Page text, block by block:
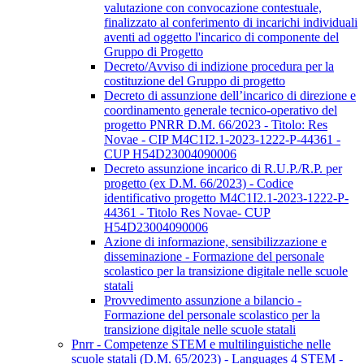
valutazione con convocazione contestuale,
finalizzato al conferimento di incarichi individuali
aventi ad oggetto l'incarico di componente del
Gruppo di Progetto
Decreto/Avviso di indizione procedura per la
costituzione del Gruppo di progetto
Decreto di assunzione dell’incarico di direzione e
coordinamento generale tecnico-operativo del
progetto PNRR D.M. 66/2023 - Titolo: Res
Novae - CIP M4C1I2.1-2023-1222-P-44361 -
CUP H54D23004090006
Decreto assunzione incarico di R.U.P./R.P. per
progetto (ex D.M. 66/2023) - Codice
identificativo progetto M4C1I2.1-2023-1222-P-
44361 - Titolo Res Novae- CUP
H54D23004090006
Azione di informazione, sensibilizzazione e
disseminazione - Formazione del personale
scolastico per la transizione digitale nelle scuole
statali
Provvedimento assunzione a bilancio -
Formazione del personale scolastico per la
transizione digitale nelle scuole statali
Pnrr - Competenze STEM e multilinguistiche nelle
scuole statali (D.M. 65/2023) - Languages 4 STEM -